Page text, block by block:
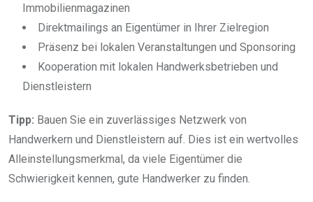
Immobilienmagazinen
Direktmailings an Eigentümer in Ihrer Zielregion
Präsenz bei lokalen Veranstaltungen und Sponsoring
Kooperation mit lokalen Handwerksbetrieben und
Dienstleistern
Tipp: Bauen Sie ein zuverlässiges Netzwerk von
Handwerkern und Dienstleistern auf. Dies ist ein wertvolles
Alleinstellungsmerkmal, da viele Eigentümer die
Schwierigkeit kennen, gute Handwerker zu finden.